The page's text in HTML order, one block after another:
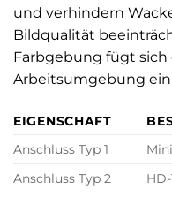
und verhindern
Bildqualität
Farbgebung fügt sich
Arbeitsumgebung
EIGENSCHAFT
Anschluss Typ 1
Anschluss Typ 2